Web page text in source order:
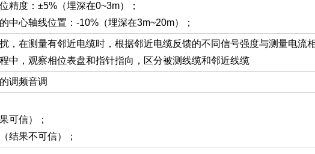
精度：±5%（埋深在0~3m）；
中心轴线位置：-10%（埋深在3m~20m）；
，在测量有邻近电缆时，根据邻近电缆反馈的不同信号强度与测量电流
中，观察相位表盘和指针指向，区分被测线缆和邻近线缆
调频音调
可信）；
结果不可信）；